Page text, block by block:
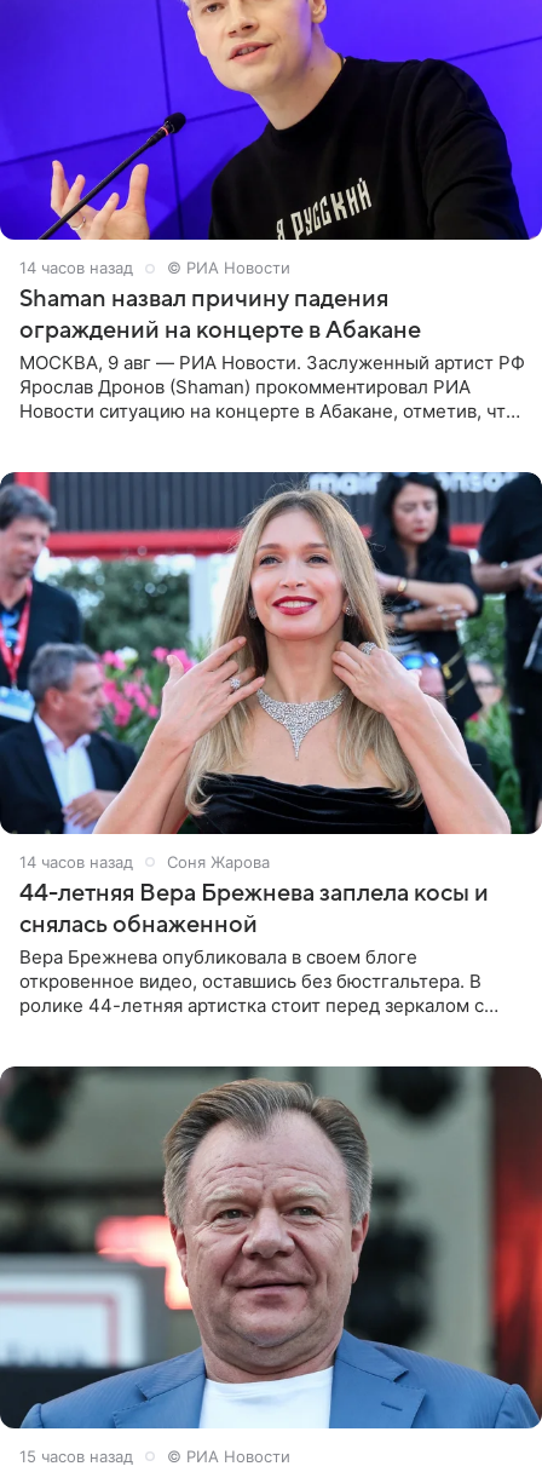
14 часов назад © РИА Новости
Shaman назвал причину падения
ограждений на концерте в Абакане
МОСКВА, 9 авг — РИА Новости. Заслуженный артист РФ
Ярослав Дронов (Shaman) прокомментировал РИА
Новости ситуацию на концерте в Абакане, отметив, что
14 часов назад Соня Жарова
44-летняя Вера Брежнева заплела косы и
снялась обнаженной
Вера Брежнева опубликовала в своем блоге
откровенное видео, оставшись без бюстгальтера. В
ролике 44-летняя артистка стоит перед зеркалом с
15 часов назад © РИА Новости